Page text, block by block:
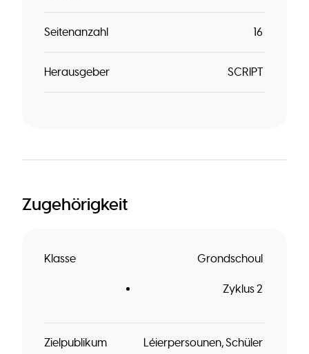
Seitenanzahl 16
Herausgeber SCRIPT
Zugehörigkeit
Klasse Grondschoul
Zyklus 2
Zielpublikum Léierpersounen Schüler